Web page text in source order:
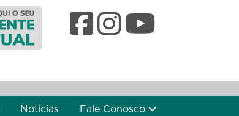
Notícias Fale Conosco